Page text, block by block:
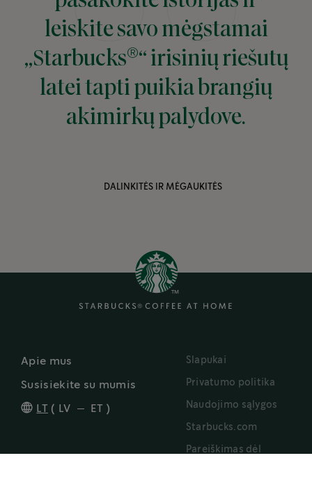
leiskite savo mėgstamai
„Starbucks®“ irisinių riešutų
latei tapti puikia brangių
akimirkų palydove.
DALINKITĖS IR MĖGAUKITĖS
Apie mus
Susisiekite su mumis
LT ( LV ET )
Slapukai
Privatumo politika
Naudojimo sąlygos
Starbucks.com
Pareiškimas dėl